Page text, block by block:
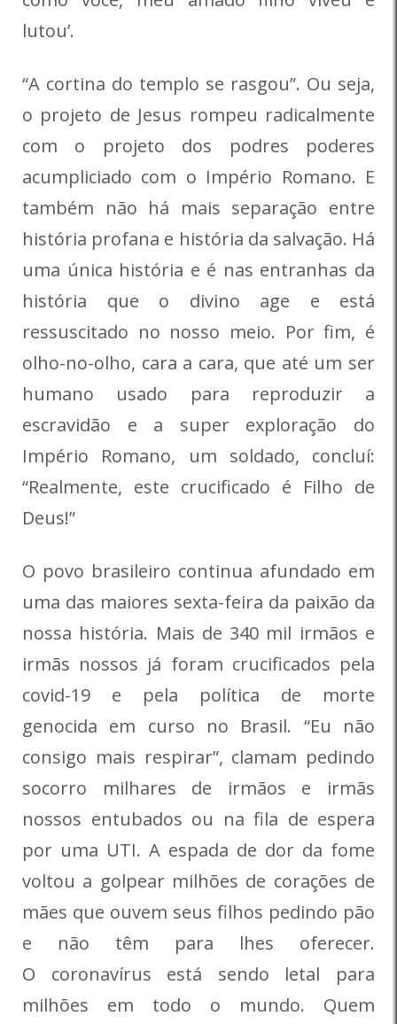
lutou’.
“A cortina do templo se rasgou”. Ou seja,
o projeto de Jesus rompeu radicalmente
com o projeto dos podres poderes
acumpliciado com o Império Romano. E
também não há mais separação entre
história profana e história da salvação. Há
uma única história e é nas entranhas da
história que o divino age e está
ressuscitado no nosso meio. Por fim, é
olho-no-olho, cara a cara, que até um ser
humano usado para reproduzir a
escravidão e a super exploração do
Império Romano, um soldado, concluí:
“Realmente, este crucificado é Filho de
Deus!”
O povo brasileiro continua afundado em
uma das maiores sexta-feira da paixão da
nossa história. Mais de 340 mil irmãos e
irmãs nossos já foram crucificados pela
covid-19 e pela política de morte
genocida em curso no Brasil. “Eu não
consigo mais respirar”, clamam pedindo
socorro milhares de irmãos e irmãs
nossos entubados ou na fila de espera
por uma UTI. A espada de dor da fome
voltou a golpear milhões de corações de
mães que ouvem seus filhos pedindo pão
e não têm para lhes oferecer.
O coronavírus está sendo letal para
milhões em todo o mundo. Quem